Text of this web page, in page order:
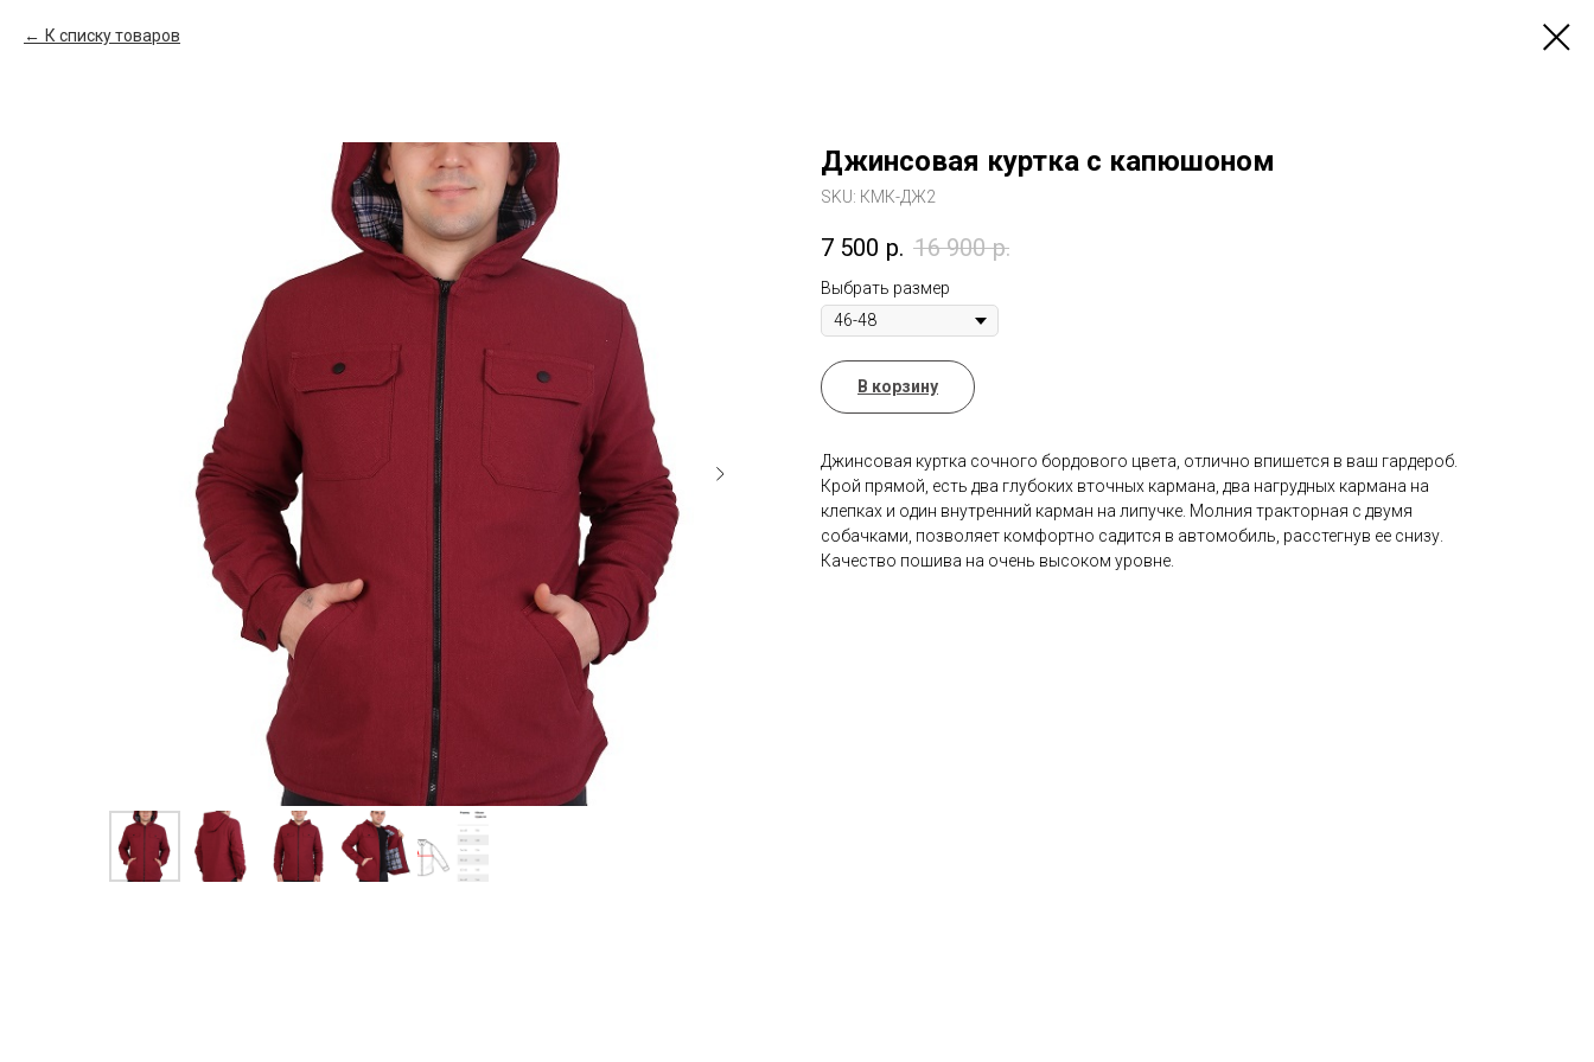
К списку товаров
Джинсовая куртка с капюшоном
SKU: КМК-ДЖ2
7 500 р. 16 900 р.
Выбрать размер
В корзину
Джинсовая куртка сочного бордового цвета, отлично впишется в ваш гардероб.
Крой прямой, есть два глубоких вточных кармана, два нагрудных кармана на
клепках и один внутренний карман на липучке. Молния тракторная с двумя
собачками, позволяет комфортно садится в автомобиль, расстегнув ее снизу.
Качество пошива на очень высоком уровне.